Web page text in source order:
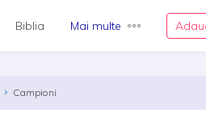
Biblia Mai multe
Campioni